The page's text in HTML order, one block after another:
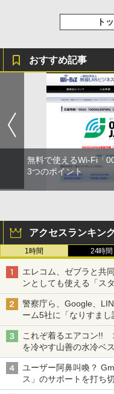
ト
おすすめ記事
無料で使えるWi-Fi「
3つのポイント
アクセスランキン
1時間 24時間
エレコム、ゼブラと共
ンとしても使える「ス
も、持ち替えずに書き
警察庁ら、Google、
ーム5社に「なりすま
真や映像を使った投資
これぞ着るエアコン!!
を冷やす山善の水冷ベ
ち・ざ・ろーど！その
ユーザー阿鼻叫喚？
ス」のサポートを打ち